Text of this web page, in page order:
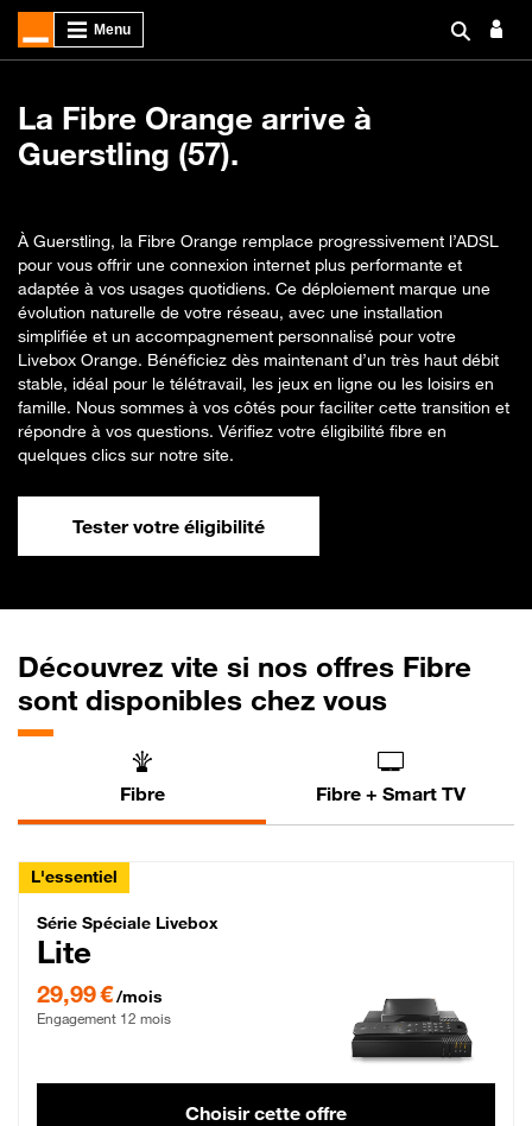
La Fibre Orange arrive à
Guerstling (57).
À Guerstling, la Fibre Orange remplace progressivement l’ADSL
pour vous offrir une connexion internet plus performante et
adaptée à vos usages quotidiens. Ce déploiement marque une
évolution naturelle de votre réseau, avec une installation
simplifiée et un accompagnement personnalisé pour votre
Livebox Orange. Bénéficiez dès maintenant d’un très haut débit
stable, idéal pour le télétravail, les jeux en ligne ou les loisirs en
famille. Nous sommes à vos côtés pour faciliter cette transition et
répondre à vos questions. Vérifiez votre éligibilité fibre en
quelques clics sur notre site.
Tester votre éligibilité
Découvrez vite si nos offres Fibre
sont disponibles chez vous
Fibre Fibre + Smart TV
L'essentiel
Série Spéciale Livebox Lite Fibre
Série Spéciale Livebox
Lite
29,99 €/mois
Engagement 12 mois
Choisir cette offre